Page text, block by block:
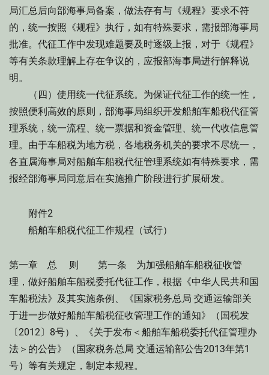
局汇总后向部海事局备案，做法存有与《规程》要求不符
的，统一按照《规程》执行，如有特殊要求，需报部海事局
批准。代征工作中发现难题要及时逐级上报，对于《规程》
等有关条款理解上存在争议的，应报部海事局进行解释说
明。
（四）使用统一代征系统。为保证代征工作的统一性，
按照便利高效的原则，部海事局组织开发船舶车船税代征管
理系统，统一流程、统一票据和资金管理、统一代收信息管
理。由于车船税为地方税，各地税务机关的要求不尽统一，
各直属海事局对船舶车船税代征管理系统如有特殊要求，需
报经部海事局同意后在实施推广阶段进行扩展研发。
附件2
船舶车船税代征工作规程（试行）
第一章 总 则 第一条 为加强船舶车船税征收管
理，做好船舶车船税委托代征工作，根据《中华人民共和国
车船税法》及其实施条例、《国家税务总局 交通运输部关
于进一步做好船舶车船税征收管理工作的通知》（国税发
〔2012〕8号）、《关于发布＜船舶车船税委托代征管理办
法＞的公告》（国家税务总局 交通运输部公告2013年第1
号）等有关规定，制定本规程。